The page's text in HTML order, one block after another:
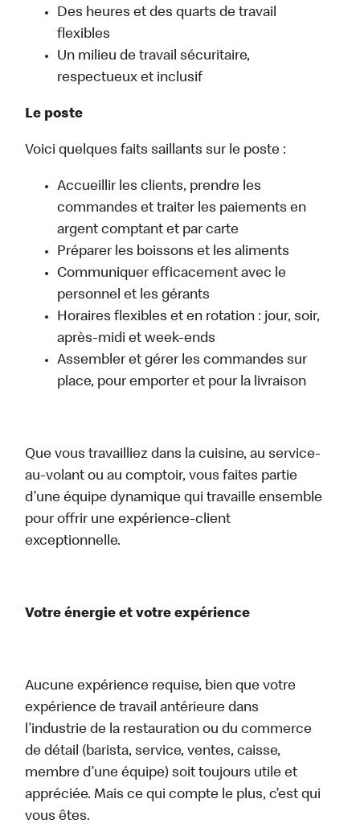
Des heures et des quarts de travail
flexibles
Un milieu de travail sécuritaire,
respectueux et inclusif
Le poste
Voici quelques faits saillants sur le poste :
Accueillir les clients, prendre les
commandes et traiter les paiements en
argent comptant et par carte
Préparer les boissons et les aliments
Communiquer efficacement avec le
personnel et les gérants
Horaires flexibles et en rotation : jour, soir,
après-midi et week-ends
Assembler et gérer les commandes sur
place, pour emporter et pour la livraison
Que vous travailliez dans la cuisine, au service-
au-volant ou au comptoir, vous faites partie
d’une équipe dynamique qui travaille ensemble
pour offrir une expérience-client
exceptionnelle.
Votre énergie et votre expérience
Aucune expérience requise, bien que votre
expérience de travail antérieure dans
l’industrie de la restauration ou du commerce
de détail (barista, service, ventes, caisse,
membre d’une équipe) soit toujours utile et
appréciée. Mais ce qui compte le plus, c’est qui
vous êtes.